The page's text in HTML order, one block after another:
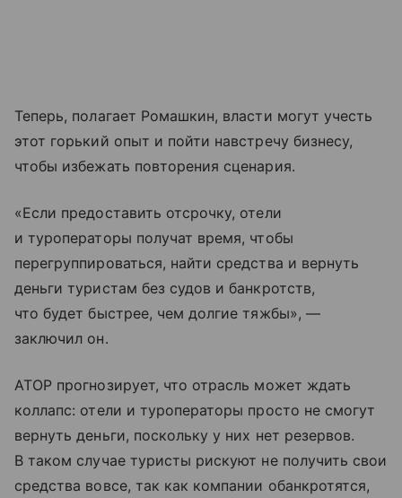
Теперь, полагает Ромашкин, власти могут учесть
этот горький опыт и пойти навстречу бизнесу,
чтобы избежать повторения сценария.
«Если предоставить отсрочку, отели
и туроператоры получат время, чтобы
перегруппироваться, найти средства и вернуть
деньги туристам без судов и банкротств,
что будет быстрее, чем долгие тяжбы», —
заключил он.
АТОР прогнозирует, что отрасль может ждать
коллапс: отели и туроператоры просто не смогут
вернуть деньги, поскольку у них нет резервов.
В таком случае туристы рискуют не получить свои
средства вовсе, так как компании обанкротятся,